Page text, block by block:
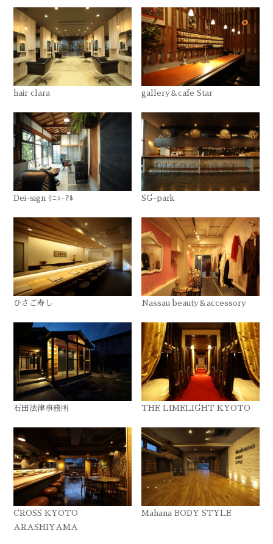
hair clara gallery＆cafe Star
Dei-sign ﾘﾆｭｰｱﾙ SG-park
ひさご寿し Nassau beauty＆accessory
石田法律事務所 THE LIMELIGHT KYOTO
CROSS KYOTO
ARASHIYAMA
Mahana BODY STYLE